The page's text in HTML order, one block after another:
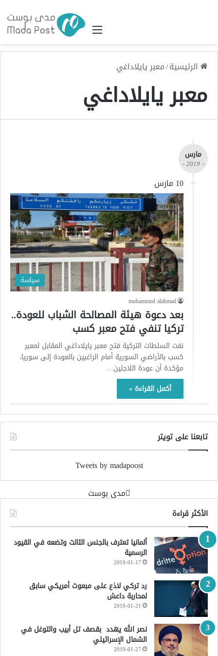
القائمة
الرئيسية/معبر يايلاداغي
معبر يايلاداغي
مارس
- 2019 -
10 مارس
سياسة
mohammed alahmad
بعد دعوة هيئة المصالحة الشباب للعودة..
تركيا تنفي فتح معبر كسب
نفت السلطات التركية فتح معبر يايلاداغي المقابل لمعبر
كسب بالأراضي السورية أمام الراغبين بالعودة إلى سوريا،
مؤكدة أن عودة اللاجئين…
أكمل القراءة »
تابعنا على تويتر
Tweets by madapoost
‏مدى بوست‏
الأكثر قراءة
ألمانيا تعترف بالجنس الثالث وتضعه في القيود
الرسمية
2019-01-17
رد تركي لاذع على مبعوث أمريكي سابق
لمحاربة داعش
2019-01-21
نصر الله يهدد بقصف تل أبيب والتوغل في
الشمال الإسرائيلي
2019-01-27